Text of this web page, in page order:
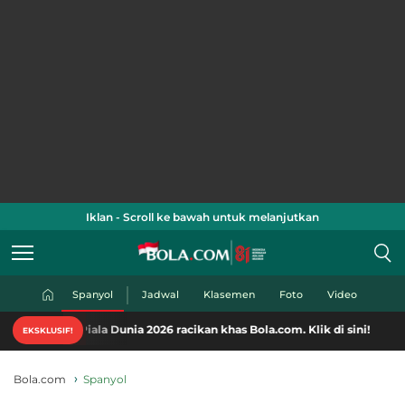
Iklan - Scroll ke bawah untuk melanjutkan
Spanyol Jadwal Klasemen Foto Video
EKSKLUSIF!
Dunia 2026 racikan khas Bola.com. Klik di sini!
Bola.com Spanyol